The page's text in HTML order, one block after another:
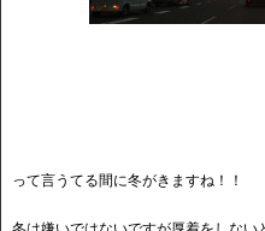
って言うてる間に冬がきますね！！